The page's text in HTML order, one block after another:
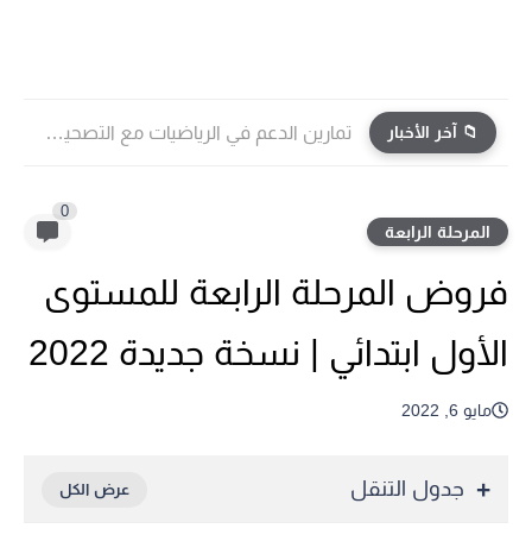
📁 آخر الأخبار تمارين الدعم في الرياضيات مع التصحيح | جميع الوحدات...
المرحلة الرابعة
0
فروض المرحلة الرابعة للمستوى
الأول ابتدائي | نسخة جديدة 2022
مايو 6, 2022
جدول التنقل